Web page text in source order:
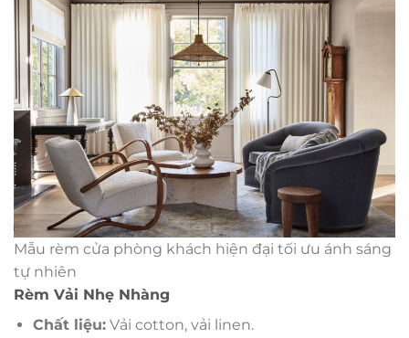
Mẫu rèm cửa phòng khách hiện đại tối ưu ánh sáng
tự nhiên
Rèm Vải Nhẹ Nhàng
Chất liệu:Vải cotton, vải linen.